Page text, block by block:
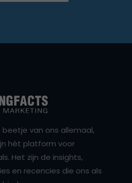
van ons allemaal,
hét platform voor
Het zijn de insights,
en recencies die ons als